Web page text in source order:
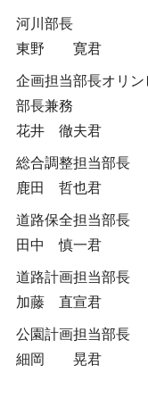
河川部長
東野 寛君
企画担当部長オリ
部長兼務
花井 徹夫君
総合調整担当部長
鹿田 哲也君
道路保全担当部長
田中 慎一君
道路計画担当部長
加藤 直宣君
公園計画担当部長
細岡 晃君